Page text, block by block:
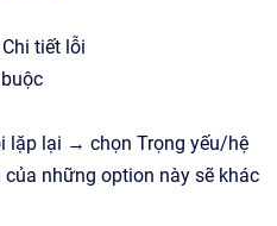
tiết lỗi
lặp lại → chọn Trọng yếu/hệ
những option này sẽ khác